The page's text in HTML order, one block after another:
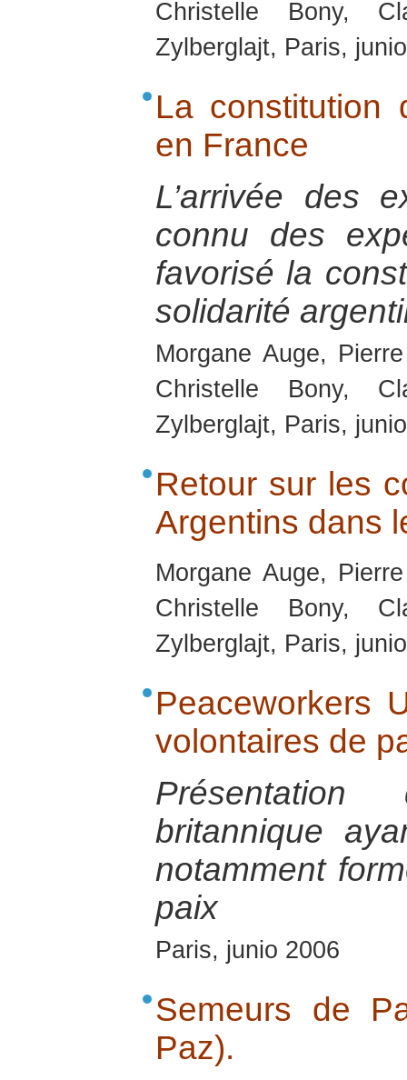
Christelle Bony,
Zylberglajt, Paris,
La constitution
en France
L’arrivée des
connu des
favorisé la
solidarité
Morgane Auge,
Christelle Bony,
Zylberglajt, Paris,
Retour sur les
Argentins dans
Morgane Auge,
Christelle Bony,
Zylberglajt, Paris,
Peaceworkers
volontaires de
Présentation
britannique
notamment
paix
Paris, junio 2006
Semeurs de
Paz).